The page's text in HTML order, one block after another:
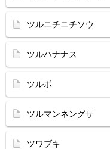
ツルニチニチソウ
ツルハナナス
ツルボ
ツルマンネングサ
ツワブキ